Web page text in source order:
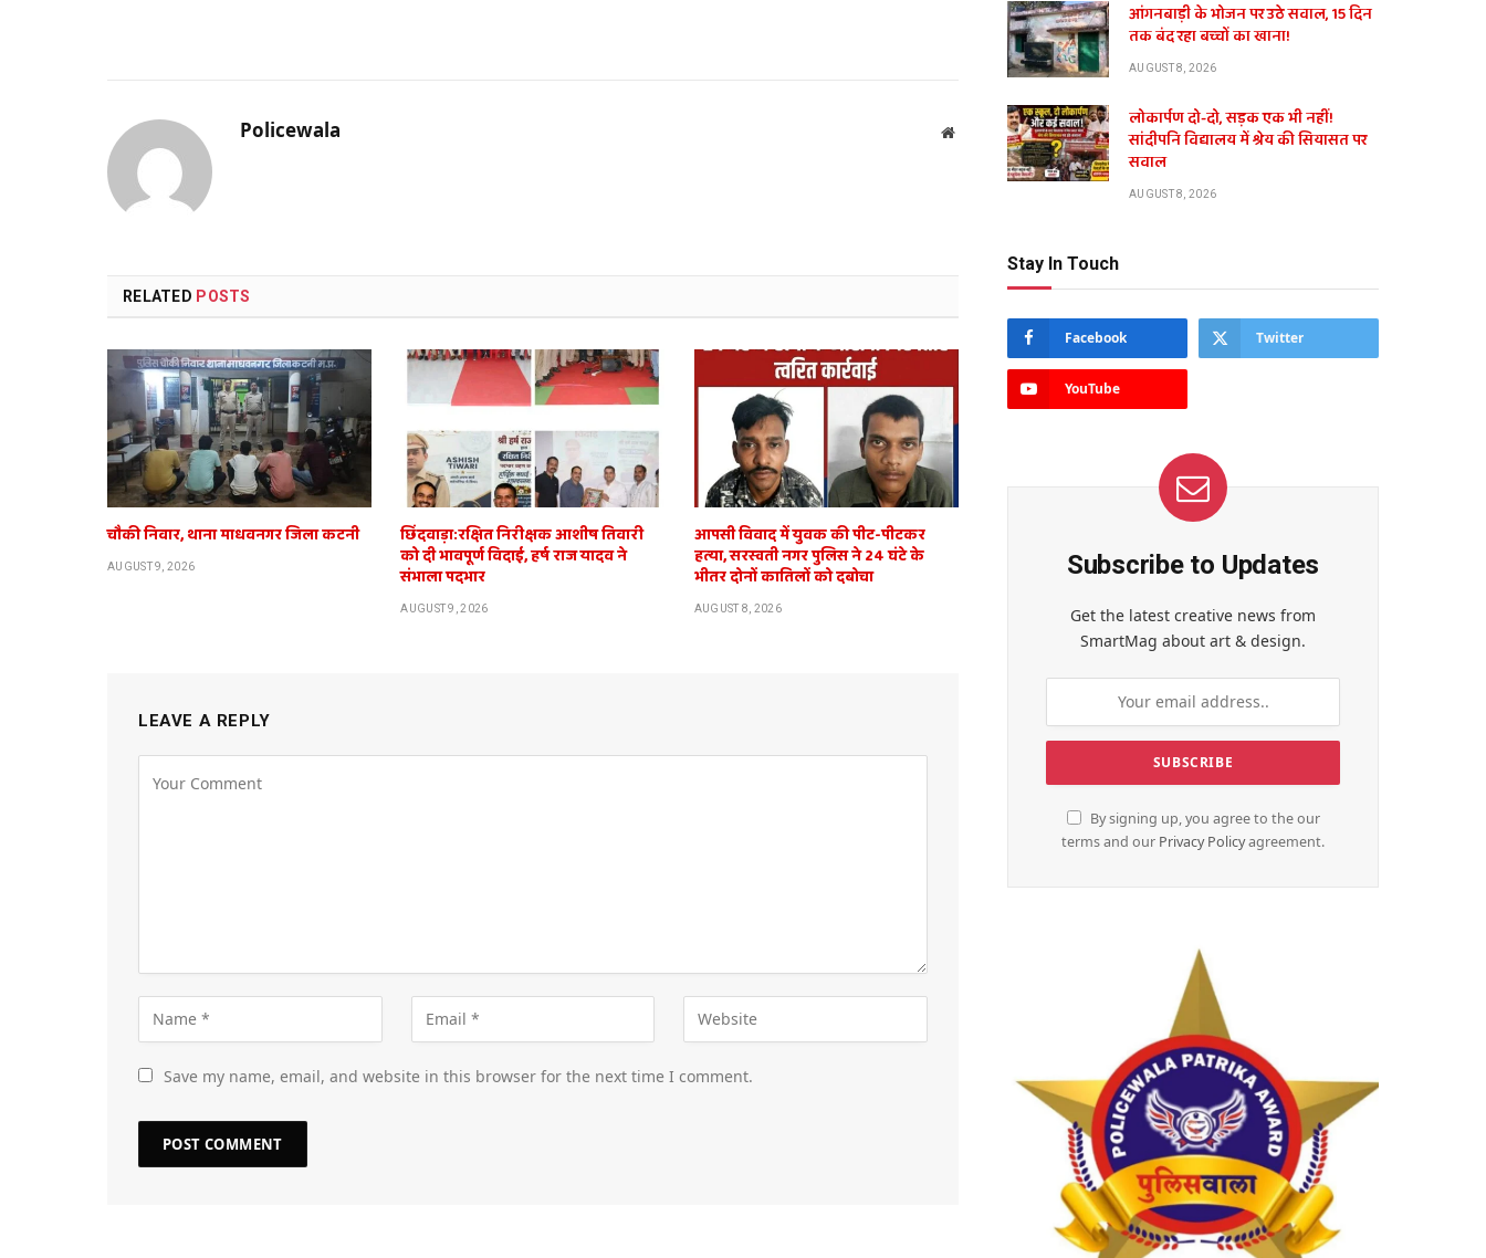
Policewala Website
RELATED POSTS
चौकी निवार, थाना माधवनगर जिला कटनी
AUGUST 9, 2026
छिंदवाड़ा:रक्षित निरीक्षक आशीष तिवारी
को दी भावपूर्ण विदाई, हर्ष राज यादव ने
संभाला पदभार
AUGUST 9, 2026
आपसी विवाद में युवक की पीट-पीटकर
हत्या, सरस्वती नगर पुलिस ने 24 घंटे के
भीतर दोनों कातिलों को दबोचा
AUGUST 8, 2026
LEAVE A REPLY
Save my name, email, and website in this browser for the next time I comment.
आंगनबाड़ी के भोजन पर उठे सवाल, 15 दिन
तक बंद रहा बच्चों का खाना!
AUGUST 8, 2026
लोकार्पण दो-दो, सड़क एक भी नहीं!
सांदीपनि विद्यालय में श्रेय की सियासत पर
सवाल
AUGUST 8, 2026
Stay In Touch
Facebook Twitter
YouTube
Subscribe to Updates
Get the latest creative news from
SmartMag about art & design.
By signing up, you agree to the our
terms and our Privacy Policyagreement.